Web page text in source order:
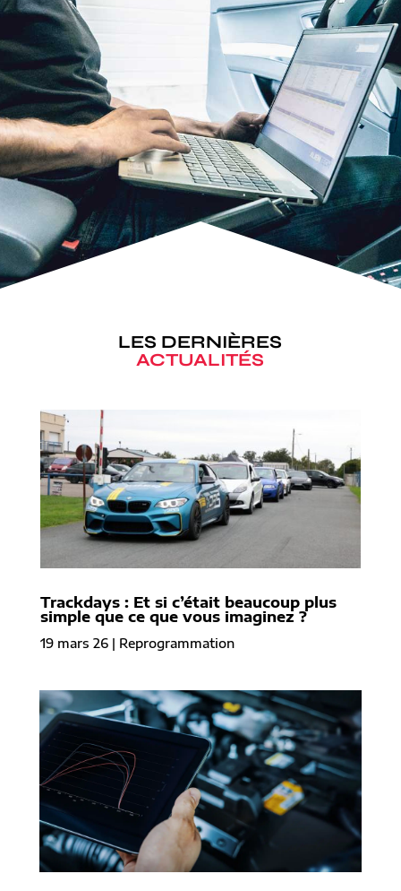
LES DERNIÈRES
ACTUALITÉS
Trackdays : Et si c’était beaucoup plus
simple que ce que vous imaginez ?
19 mars 26| Reprogrammation